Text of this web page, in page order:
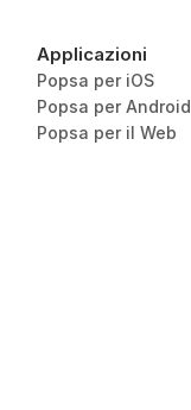
Applicazioni
Popsa per iOS
Popsa per Android
Popsa per il Web